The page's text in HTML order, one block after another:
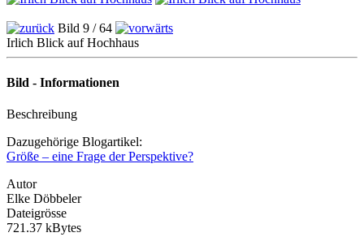
Bild 9 / 64
Irlich Blick auf Hochhaus
Bild - Informationen
Beschreibung
Dazugehörige Blogartikel:
Größe – eine Frage der Perspektive?
Autor
Elke Döbbeler
Dateigrösse
721.37 kBytes